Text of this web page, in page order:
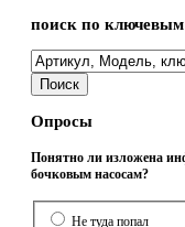
поиск по
Опросы
Понятно ли изложена
бочковым насосам?
Не туда попал